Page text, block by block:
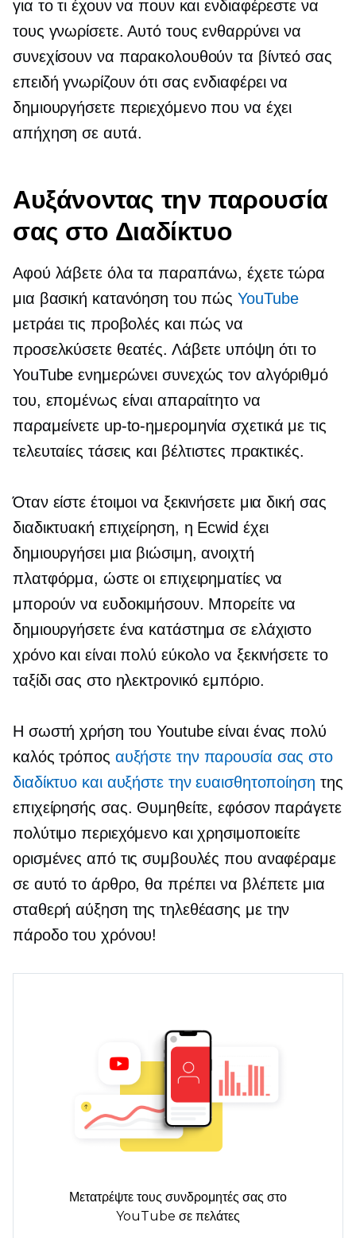
για το τι έχουν να πουν και ενδιαφέρεστε να
τους γνωρίσετε. Αυτό τους ενθαρρύνει να
συνεχίσουν να παρακολουθούν τα βίντεό σας
επειδή γνωρίζουν ότι σας ενδιαφέρει να
δημιουργήσετε περιεχόμενο που να έχει
απήχηση σε αυτά.
Αυξάνοντας την παρουσία
σας στο Διαδίκτυο
Αφού λάβετε όλα τα παραπάνω, έχετε τώρα
μια βασική κατανόηση του πώςYouTube
μετράει τις προβολές και πώς να
προσελκύσετε θεατές. Λάβετε υπόψη ότι το
YouTube ενημερώνει συνεχώς τον αλγόριθμό
του, επομένως είναι απαραίτητο να
παραμείνετε up-to-ημερομηνία σχετικά με τις
τελευταίες τάσεις και βέλτιστες πρακτικές.
Όταν είστε έτοιμοι να ξεκινήσετε μια δική σας
διαδικτυακή επιχείρηση, η Ecwid έχει
δημιουργήσει μια βιώσιμη, ανοιχτή
πλατφόρμα, ώστε οι επιχειρηματίες να
μπορούν να ευδοκιμήσουν. Μπορείτε να
δημιουργήσετε ένα κατάστημα σε ελάχιστο
χρόνο και είναι πολύ εύκολο να ξεκινήσετε το
ταξίδι σας στο ηλεκτρονικό εμπόριο.
Η σωστή χρήση του Youtube είναι ένας πολύ
καλός τρόπος αυξήστε την παρουσία σας στο
διαδίκτυο και αυξήστε την ευαισθητοποίηση της
επιχείρησής σας. Θυμηθείτε, εφόσον παράγετε
πολύτιμο περιεχόμενο και χρησιμοποιείτε
ορισμένες από τις συμβουλές που αναφέραμε
σε αυτό το άρθρο, θα πρέπει να βλέπετε μια
σταθερή αύξηση της τηλεθέασης με την
πάροδο του χρόνου!
Μετατρέψτε τους συνδρομητές σας στο
YouTube σε πελάτες